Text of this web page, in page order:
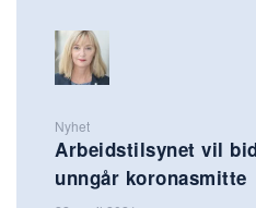
Nyhet
Arbeidstilsynet vil
unngår koronasmitte